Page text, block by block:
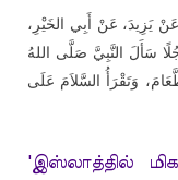
يَزِيدَ، عَنْ أَبِي الخَيْرِ،
سَأَلَ النَّبِيَّ صَلَّى اللهُ
وَتَقْرَأُ السَّلاَمَ عَلَى
'இஸ்லாத்தில்